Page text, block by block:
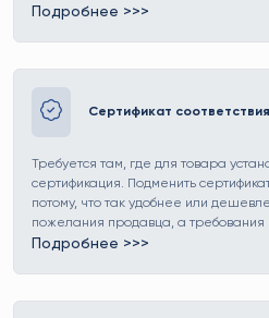
Подробнее >>>
Сертификат соответствия
Требуется там, где для товара
сертификация. Подменить
потому, что так удобнее или
пожелания продавца, а требования
Подробнее >>>